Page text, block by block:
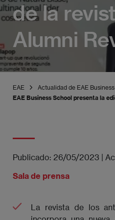
de la
Alumni
EAE Actualidad de EAE
EAE Business School presenta la
Publicado: 26/05/2023
Sala de prensa
La revista de los